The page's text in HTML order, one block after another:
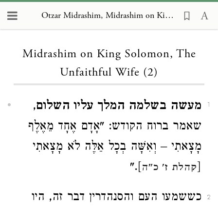
Otzar Midrashim, Midrashim on King Solomon, The Unfaithful Wife (2)
Midrashim on King Solomon, The
Unfaithful Wife (2)
1 מעשה בשלמה המלך עליו השלום,
שאמר ברוח הקודש: "אָדָם אֶחָד מֵאֶלֶף
מָצָאתִי – וְאִשָּׁה בְכָל אֵלֶּה לֹא מָצָאתִי
[קהלת ז' כ"ה]."
2
כששמעו העם והסנהדרין דבר זה, היו